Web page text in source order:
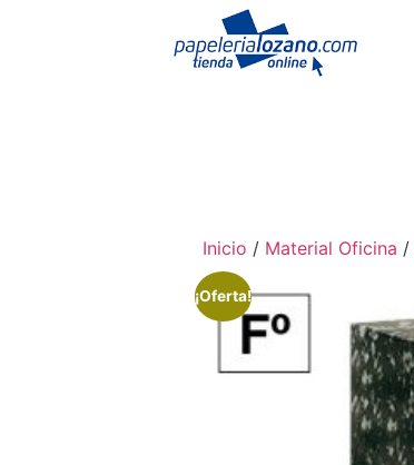
Inicio / Material Oficina /
¡Oferta!